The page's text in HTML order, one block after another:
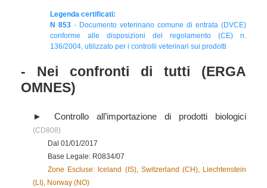
Legenda certificati:
N 853 - Documento veterinario comune di entrata (DVCE)
conforme alle disposizioni del regolamento (CE) n.
136/2004, utilizzato per i controlli veterinari sui prodotti
- Nei confronti di tutti (ERGA
OMNES)
Controllo all’importazione di prodotti biologici
(CD808)
Dal 01/01/2017
Base Legale: R0834/07
Zone Escluse: Iceland (IS), Switzerland (CH), Liechtenstein
(LI), Norway (NO)